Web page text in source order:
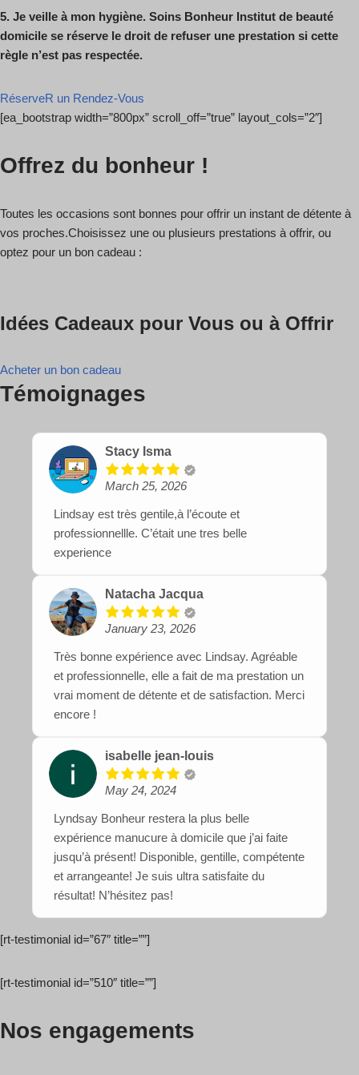
5. Je veille à mon hygiène. Soins Bonheur Institut de beauté
domicile se réserve le droit de refuser une prestation si cette
règle n’est pas respectée.
RéserveR un Rendez-Vous
[ea_bootstrap width=”800px” scroll_off=”true” layout_cols=”2″]
Offrez du bonheur !
Toutes les occasions sont bonnes pour offrir un instant de détente à
vos proches.Choisissez une ou plusieurs prestations à offrir, ou
optez pour un bon cadeau :
Idées Cadeaux pour Vous ou à Offrir
Acheter un bon cadeau
Témoignages
Stacy Isma
March 25, 2026
Lindsay est très gentile,à l’écoute et
professionnellle. C’était une tres belle
experience
Natacha Jacqua
January 23, 2026
Très bonne expérience avec Lindsay. Agréable
et professionnelle, elle a fait de ma prestation un
vrai moment de détente et de satisfaction. Merci
encore !
isabelle jean-louis
May 24, 2024
Lyndsay Bonheur restera la plus belle
expérience manucure à domicile que j’ai faite
jusqu’à présent! Disponible, gentille, compétente
et arrangeante! Je suis ultra satisfaite du
résultat! N’hésitez pas!
[rt-testimonial id=”67″ title=””]
[rt-testimonial id=”510″ title=””]
Nos engagements